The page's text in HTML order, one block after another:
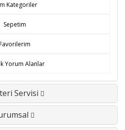
Kategoriler
Sepetim
Yorum Alanlar
Servisi